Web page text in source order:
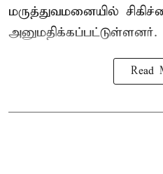
மருத்துவமனையில்
அனுமதிக்கப்பட்டுள்ளனர்.
Read